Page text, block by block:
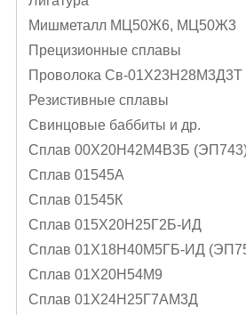
Мишметалл МЦ50Ж6, МЦ50Ж3
Прецизионные сплавы
Проволока Св-01Х23Н28М3Д3Т
Резистивные сплавы
Свинцовые баббиты и др.
Сплав 00Х20Н42М4В3Б
Сплав 01545А
Сплав 01545К
Сплав 015Х20Н25Г2Б-ИД
Сплав 01Х18Н40М5ГБ-ИД
Сплав 01Х20Н54М9
Сплав 01Х24Н25Г7АМ3Д